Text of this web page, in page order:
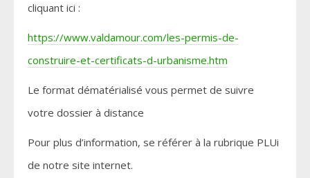
cliquant ici :
https://www.valdamour.com/les-permis-de-
construire-et-certificats-d-urbanisme.htm
Le format dématérialisé vous permet de suivre
votre dossier à distance
Pour plus d’information, se référer à la rubrique PLUi
de notre site internet.